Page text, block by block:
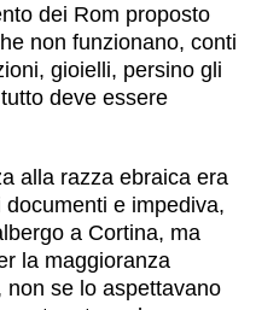
dei Rom proposto
non funzionano, conti
gioielli, persino gli
deve essere
alla razza ebraica era
documenti e impediva,
a Cortina, ma
la maggioranza
se lo aspettavano